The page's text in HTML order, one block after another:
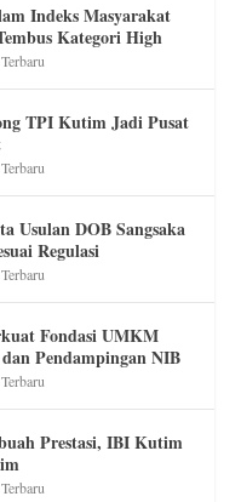
Indeks Masyarakat
Kategori High
,Terbaru
TPI Kutim Jadi Pusat
,Terbaru
Usulan DOB Sangsaka
Regulasi
,Terbaru
Fondasi UMKM
Pendampingan NIB
,Terbaru
Prestasi, IBI Kutim
,Terbaru